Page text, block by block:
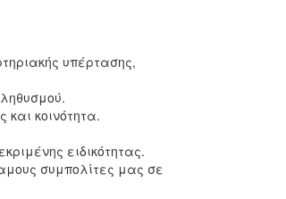
υπέρτασης,
κοινότητα.
ειδικότητας.
συμπολίτες μας σε